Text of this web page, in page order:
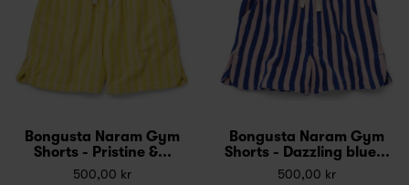
Bongusta Naram Gym
Shorts - Pristine &...
500,00 kr
Bongusta Naram Gym
Shorts - Dazzling blue...
500,00 kr